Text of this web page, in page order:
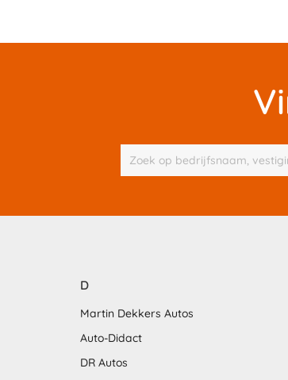
D
Martin Dekkers Autos
Auto-Didact
DR Autos